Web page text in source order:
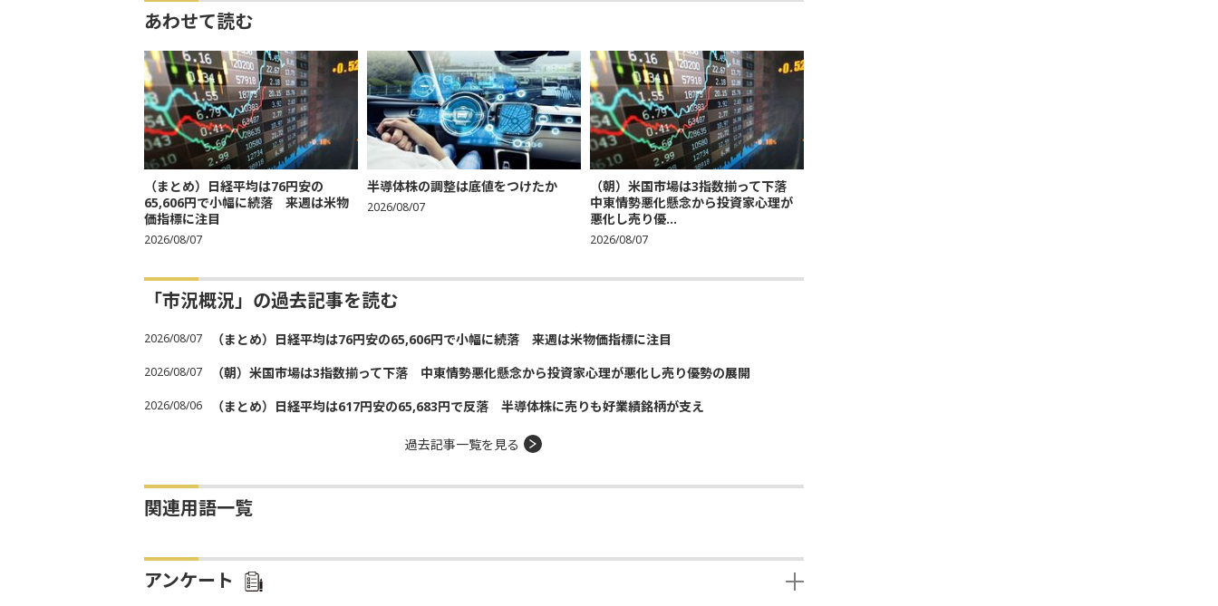
あわせて読む
（まとめ）日経平均は76円安の
65,606円で小幅に続落 来週は米物
価指標に注目
2026/08/07
半導体株の調整は底値をつけたか
2026/08/07
（朝）米国市場は3指数揃って下落
中東情勢悪化懸念から投資家心理が
悪化し売り優...
2026/08/07
「市況概況」の過去記事を読む
2026/08/07 （まとめ）日経平均は76円安の65,606円で小幅に続落 来週は米物価指標に注目
2026/08/07 （朝）米国市場は3指数揃って下落 中東情勢悪化懸念から投資家心理が悪化し売り優勢の展開
2026/08/06 （まとめ）日経平均は617円安の65,683円で反落 半導体株に売りも好業績銘柄が支え
過去記事一覧を見る
関連用語一覧
アンケート